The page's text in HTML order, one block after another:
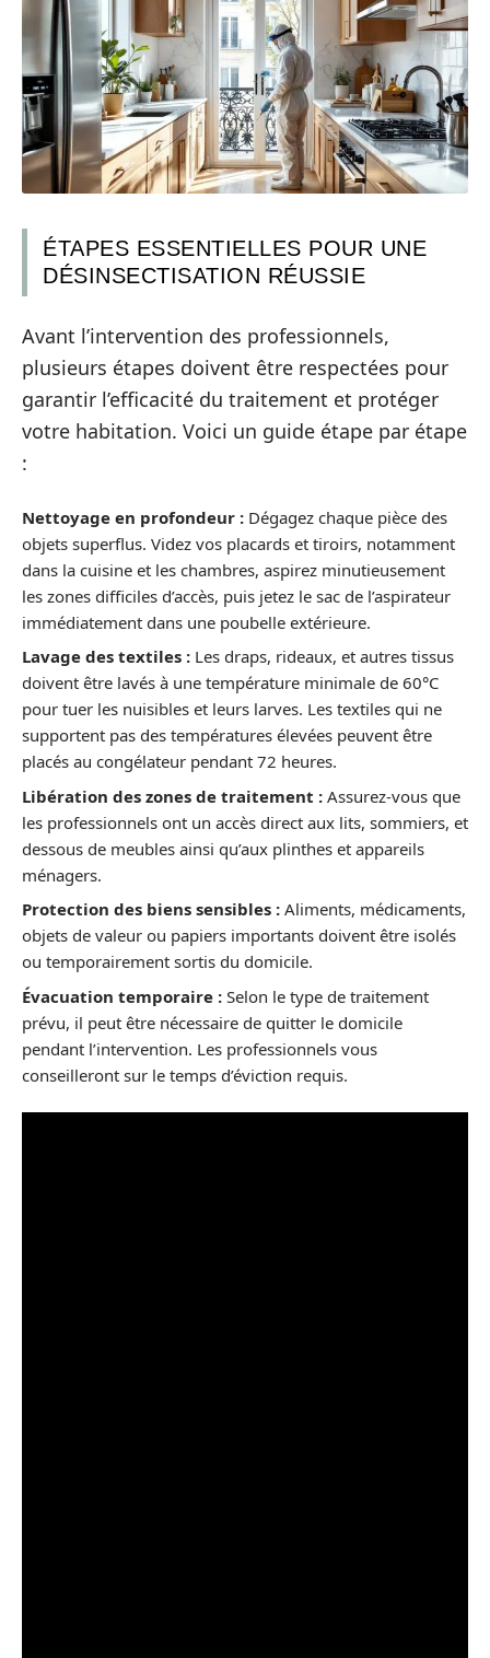
ÉTAPES ESSENTIELLES POUR UNE
DÉSINSECTISATION RÉUSSIE
Avant l’intervention des professionnels,
plusieurs étapes doivent être respectées pour
garantir l’efficacité du traitement et protéger
votre habitation. Voici un guide étape par étape
:
Nettoyage en profondeur : Dégagez chaque pièce des
objets superflus. Videz vos placards et tiroirs, notamment
dans la cuisine et les chambres, aspirez minutieusement
les zones difficiles d’accès, puis jetez le sac de l’aspirateur
immédiatement dans une poubelle extérieure.
Lavage des textiles : Les draps, rideaux, et autres tissus
doivent être lavés à une température minimale de 60°C
pour tuer les nuisibles et leurs larves. Les textiles qui ne
supportent pas des températures élevées peuvent être
placés au congélateur pendant 72 heures.
Libération des zones de traitement : Assurez-vous que
les professionnels ont un accès direct aux lits, sommiers, et
dessous de meubles ainsi qu’aux plinthes et appareils
ménagers.
Protection des biens sensibles : Aliments, médicaments,
objets de valeur ou papiers importants doivent être isolés
ou temporairement sortis du domicile.
Évacuation temporaire : Selon le type de traitement
prévu, il peut être nécessaire de quitter le domicile
pendant l’intervention. Les professionnels vous
conseilleront sur le temps d’éviction requis.